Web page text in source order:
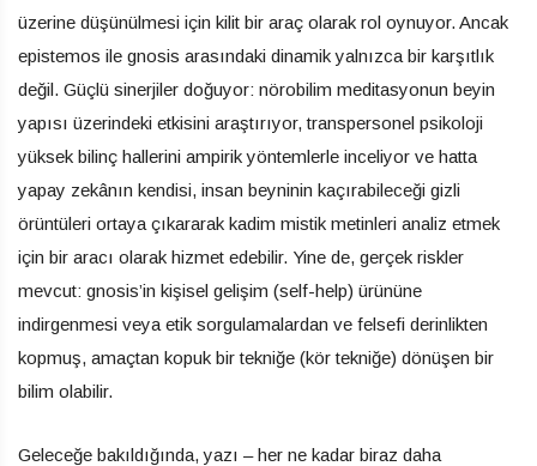
üzerine düşünülmesi için kilit bir araç olarak rol oynuyor. Ancak
epistemos ile gnosis arasındaki dinamik yalnızca bir karşıtlık
değil. Güçlü sinerjiler doğuyor: nörobilim meditasyonun beyin
yapısı üzerindeki etkisini araştırıyor, transpersonel psikoloji
yüksek bilinç hallerini ampirik yöntemlerle inceliyor ve hatta
yapay zekânın kendisi, insan beyninin kaçırabileceği gizli
örüntüleri ortaya çıkararak kadim mistik metinleri analiz etmek
için bir aracı olarak hizmet edebilir. Yine de, gerçek riskler
mevcut: gnosis’in kişisel gelişim (self-help) ürününe
indirgenmesi veya etik sorgulamalardan ve felsefi derinlikten
kopmuş, amaçtan kopuk bir tekniğe (kör tekniğe) dönüşen bir
bilim olabilir.
Geleceğe bakıldığında, yazı – her ne kadar biraz daha